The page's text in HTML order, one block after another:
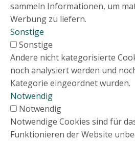
sammeln Informationen, um
Werbung zu liefern.
Sonstige
Sonstige
Andere nicht kategorisierte
noch analysiert werden und
Kategorie eingeordnet wurden.
Notwendig
Notwendig
Notwendige Cookies sind für
Funktionieren der Website